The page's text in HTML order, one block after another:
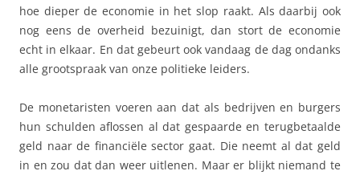
hoe dieper de economie in het slop raakt. Als daarbij ook
nog eens de overheid bezuinigt, dan stort de economie
echt in elkaar. En dat gebeurt ook vandaag de dag ondanks
alle grootspraak van onze politieke leiders.
De monetaristen voeren aan dat als bedrijven en burgers
hun schulden aflossen al dat gespaarde en terugbetaalde
geld naar de financiële sector gaat. Die neemt al dat geld
in en zou dat dan weer uitlenen. Maar er blijkt niemand te